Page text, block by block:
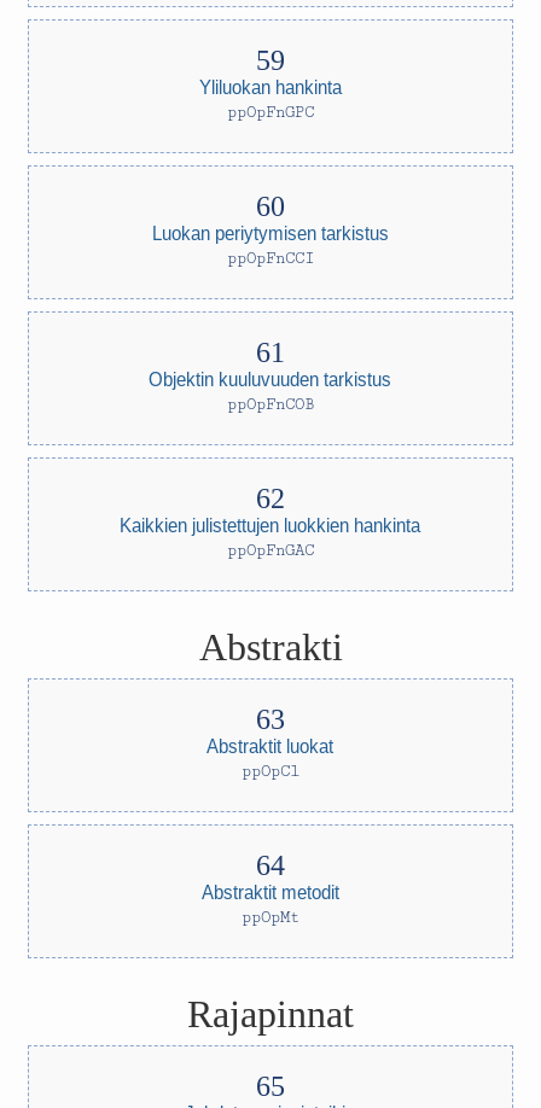
Yliluokan hankinta
ppOpFnGPC
Luokan periytymisen tarkistus
ppOpFnCCI
Objektin kuuluvuuden tarkistus
ppOpFnCOB
Kaikkien julistettujen luokkien hankinta
ppOpFnGAC
Abstrakti
Abstraktit luokat
ppOpCl
Abstraktit metodit
ppOpMt
Rajapinnat